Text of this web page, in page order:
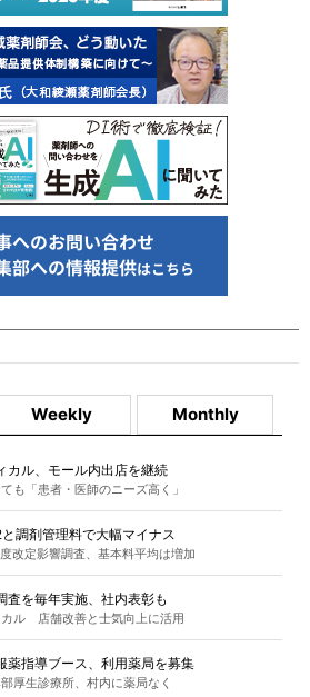
Weekly Monthly
カル、モール内出店を継続
も「患者・医師のニーズ高く」
調剤管理料で大幅マイナス
改定影響調査、基本料平均は増加
査を毎年実施、社内表彰も
カル 店舗改善と士気向上に活用
薬指導ブース、利用薬局を募集
厚生診療所、村内に薬局なく